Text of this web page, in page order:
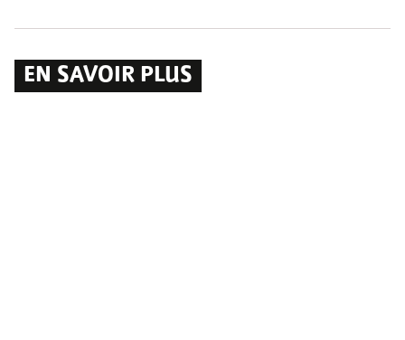
EN SAVOIR PLUS